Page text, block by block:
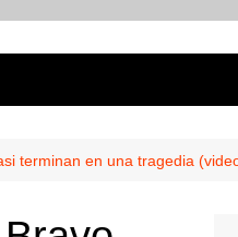
terminan en una tragedia